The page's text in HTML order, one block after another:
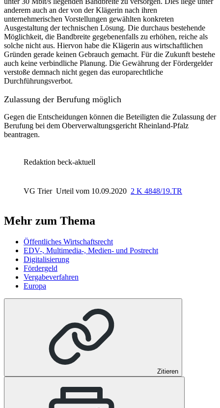
anderem auch an der von der Klägerin nach ihren
unternehmerischen Vorstellungen gewählten konkreten
Ausgestaltung der technischen Lösung. Die durchaus bestehende
Möglichkeit, die Bandbreite gegebenenfalls zu erhöhen, reiche als
solche nicht aus. Hiervon habe die Klägerin aus wirtschaftlichen
Gründen gerade keinen Gebrauch gemacht. Für die Zukunft bestehe
auch keine verbindliche Planung. Die Gewährung der Fördergelder
verstoße demnach nicht gegen das europarechtliche
Durchführungsverbot.
Zulassung der Berufung möglich
Gegen die Entscheidungen können die Beteiligten die Zulassung der
Berufung bei dem Oberverwaltungsgericht Rheinland-Pfalz
beantragen.
Redaktion beck-aktuell
VG Trier Urteil vom 10.09.2020 2 K 4848/19.TR
Mehr zum Thema
Öffentliches Wirtschaftsrecht
EDV-, Multimedia-, Medien- und Postrecht
Digitalisierung
Fördergeld
Vergabeverfahren
Europa
Zitieren